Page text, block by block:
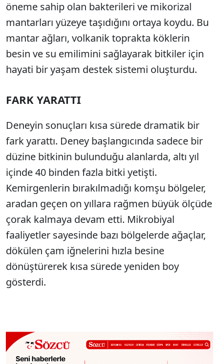
öneme sahip olan bakterileri ve mikorizal
mantarları yüzeye taşıdığını ortaya koydu. Bu
mantar ağları, volkanik toprakta köklerin
besin ve su emilimini sağlayarak bitkiler için
hayati bir yaşam destek sistemi oluşturdu.
FARK YARATTI
Deneyin sonuçları kısa sürede dramatik bir
fark yarattı. Deney başlangıcında sadece bir
düzine bitkinin bulunduğu alanlarda, altı yıl
içinde 40 binden fazla bitki yetişti.
Kemirgenlerin bırakılmadığı komşu bölgeler,
aradan geçen on yıllara rağmen büyük ölçüde
çorak kalmaya devam etti. Mikrobiyal
faaliyetler sayesinde bazı bölgelerde ağaçlar,
dökülen çam iğnelerini hızla besine
dönüştürerek kısa sürede yeniden boy
gösterdi.